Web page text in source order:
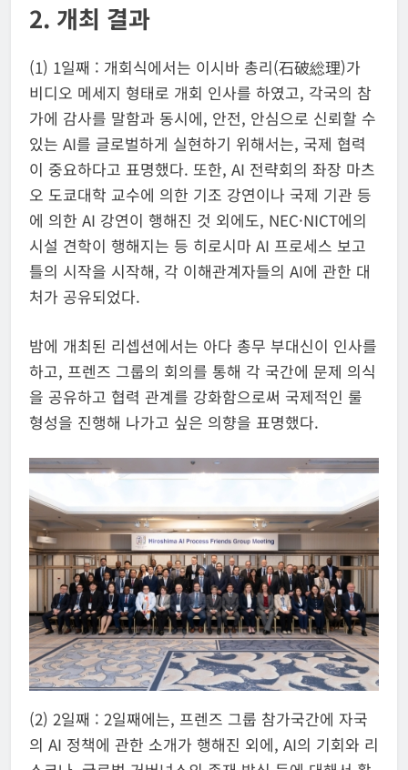
2. 개최 결과
(1) 1일째 : 개회식에서는 이시바 총리(石破総理)가
비디오 메세지 형태로 개회 인사를 하였고, 각국의 참
가에 감사를 말함과 동시에, 안전, 안심으로 신뢰할 수
있는 AI를 글로벌하게 실현하기 위해서는, 국제 협력
이 중요하다고 표명했다. 또한, AI 전략회의 좌장 마츠
오 도쿄대학 교수에 의한 기조 강연이나 국제 기관 등
에 의한 AI 강연이 행해진 것 외에도, NEC·NICT에의
시설 견학이 행해지는 등 히로시마 AI 프로세스 보고
틀의 시작을 시작해, 각 이해관계자들의 AI에 관한 대
처가 공유되었다.
밤에 개최된 리셉션에서는 아다 총무 부대신이 인사를
하고, 프렌즈 그룹의 회의를 통해 각 국간에 문제 의식
을 공유하고 협력 관계를 강화함으로써 국제적인 룰
형성을 진행해 나가고 싶은 의향을 표명했다.
(2) 2일째 : 2일째에는, 프렌즈 그룹 참가국간에 자국
의 AI 정책에 관한 소개가 행해진 외에, AI의 기회와 리